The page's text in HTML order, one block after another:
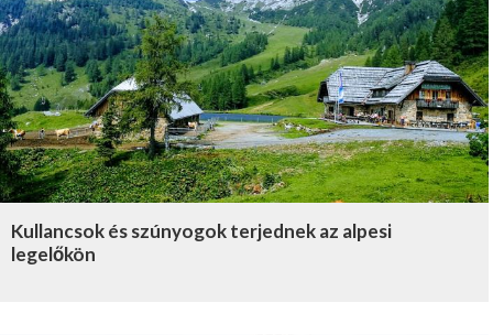
Kullancsok és szúnyogok terjednek az alpesi
legelőkön